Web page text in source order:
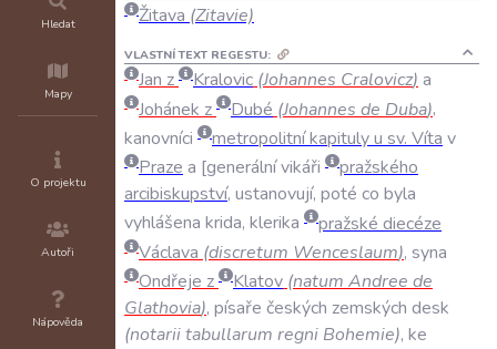
Hledat
Mapy
O projektu
Autoři
Nápověda
Žitava (Zitavie)
VLASTNÍ TEXT REGESTU:
Jan z Kralovic (Johannes Cralovicz) a
Johánek z Dubé (Johannes de Duba),
kanovníci
metropolitníkapitulyu sv. Víta v
Praze a [generálnívikáři
pražského
arcibiskupství, ustanovují, poté co byla
vyhlášena krida, klerika pražské diecéze
Václava (discretum Wenceslaum), syna
Ondřeje z Klatov (natum Andree de
Glathovia), písaře českých zemských desk
(notariitabullarum regni Bohemie), ke